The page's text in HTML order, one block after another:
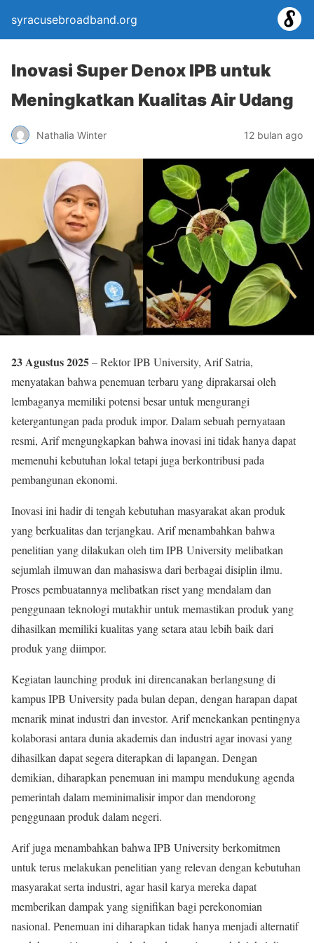
syracusebroadband.org
Inovasi Super Denox IPB untuk
Meningkatkan Kualitas Air Udang
Nathalia Winter 12 bulan ago
23 Agustus 2025– Rektor IPB University, Arif Satria,
menyatakan bahwa penemuan terbaru yang diprakarsai oleh
lembaganya memiliki potensi besar untuk mengurangi
ketergantungan pada produk impor. Dalam sebuah pernyataan
resmi, Arif mengungkapkan bahwa inovasi ini tidak hanya dapat
memenuhi kebutuhan lokal tetapi juga berkontribusi pada
pembangunan ekonomi.
Inovasi ini hadir di tengah kebutuhan masyarakat akan produk
yang berkualitas dan terjangkau. Arif menambahkan bahwa
penelitian yang dilakukan oleh tim IPB University melibatkan
sejumlah ilmuwan dan mahasiswa dari berbagai disiplin ilmu.
Proses pembuatannya melibatkan riset yang mendalam dan
penggunaan teknologi mutakhir untuk memastikan produk yang
dihasilkan memiliki kualitas yang setara atau lebih baik dari
produk yang diimpor.
Kegiatan launching produk ini direncanakan berlangsung di
kampus IPB University pada bulan depan, dengan harapan dapat
menarik minat industri dan investor. Arif menekankan pentingnya
kolaborasi antara dunia akademis dan industri agar inovasi yang
dihasilkan dapat segera diterapkan di lapangan. Dengan
demikian, diharapkan penemuan ini mampu mendukung agenda
pemerintah dalam meminimalisir impor dan mendorong
penggunaan produk dalam negeri.
Arif juga menambahkan bahwa IPB University berkomitmen
untuk terus melakukan penelitian yang relevan dengan kebutuhan
masyarakat serta industri, agar hasil karya mereka dapat
memberikan dampak yang signifikan bagi perekonomian
nasional. Penemuan ini diharapkan tidak hanya menjadi alternatif